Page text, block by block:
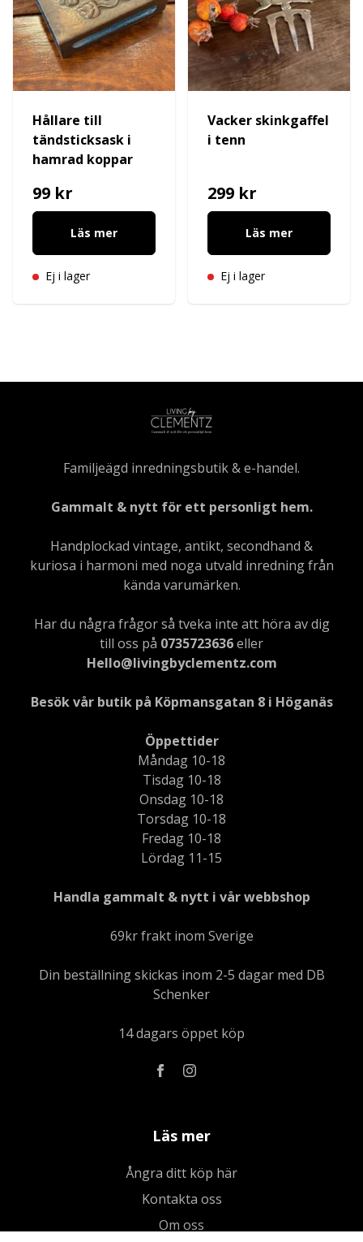
Hållare till
tändsticksask i
hamrad koppar
99 kr
Läs mer
Ej i lager
Vacker skinkgaffel
i tenn
299 kr
Läs mer
Ej i lager
Familjeägd inredningsbutik & e-handel.
Gammalt & nytt för ett personligt hem.
Handplockad vintage, antikt, secondhand &
kuriosa i harmoni med noga utvald inredning från
kända varumärken.
Har du några frågor så tveka inte att höra av dig
till oss på 0735723636eller
Hello@livingbyclementz.com
Besök vår butik på Köpmansgatan 8 i Höganäs
Öppettider
Måndag 10-18
Tisdag 10-18
Onsdag 10-18
Torsdag 10-18
Fredag 10-18
Lördag 11-15
Handla gammalt & nytt i vår webbshop
69kr frakt inom Sverige
Din beställning skickas inom 2-5 dagar med DB
Schenker
14 dagars öppet köp
Läs mer
Ångra ditt köp här
Kontakta oss
Om oss